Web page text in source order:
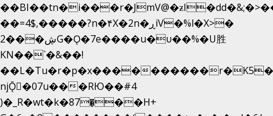
��=4$,�����?n�۴X�2n�ڕiV�%l�X>�
2���ڜG�Ǫ�7e����u�υ��%�U胜
KN��`�&��!
��L�Tu�r�p�x����
njǬ�07u���RЮ��#4
)�_R�wt�k�87�̠��H+